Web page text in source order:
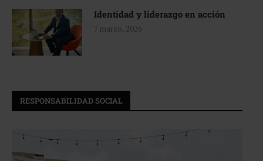
Identidad y liderazgo en acción
7 marzo, 2026
RESPONSABILIDAD SOCIAL